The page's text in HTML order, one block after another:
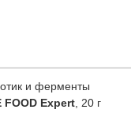
и ферменты
FOOD Expert, 20 г